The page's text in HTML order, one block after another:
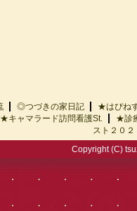
◎つづきの家日記
★はぴ
★キャマラード訪問看護St.
★診
スト２０２
Copyright (C)